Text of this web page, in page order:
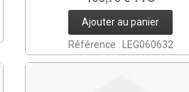
Ajouter au panier
Référence : LEG060632